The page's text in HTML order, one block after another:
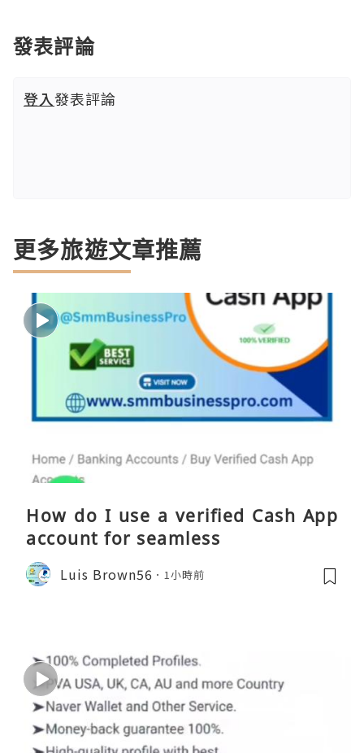
發表評論
登入發表評論
更多旅遊文章推薦
How do I use a verified Cash App
account for seamless
Luis Brown56 1小時前